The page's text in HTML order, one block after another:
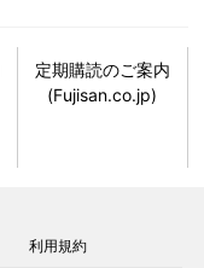
定期購読のご案内
(Fujisan.co.jp)
利用規約